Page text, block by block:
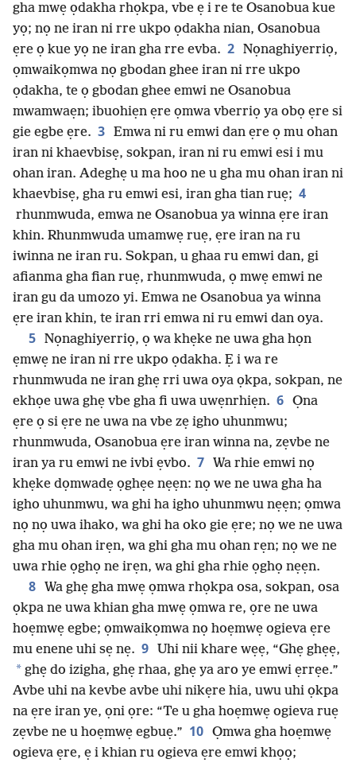
gha mwẹ ọdakha rhọkpa, vbe ẹ i re te Osanobua kue
yọ; nọ ne iran ni rre ukpo ọdakha nian, Osanobua
ẹre ọ kue yọ ne iran gha rre evba. 2 Nọnaghiyerriọ,
ọmwaikọmwa nọ gbodan ghee iran ni rre ukpo
ọdakha, te ọ gbodan ghee emwi ne Osanobua
mwamwaẹn; ibuohiẹn ẹre ọmwa vberriọ ya obọ ẹre si
gie egbe ẹre. 3 Emwa ni ru emwi dan ẹre ọ mu ohan
iran ni khaevbisẹ, sokpan, iran ni ru emwi esi i mu
ohan iran. Adeghẹ u ma hoo ne u gha mu ohan iran ni
khaevbisẹ, gha ru emwi esi, iran gha tian ruẹ; 4
rhunmwuda, emwa ne Osanobua ya winna ẹre iran
khin. Rhunmwuda umamwẹ ruẹ, ẹre iran na ru
iwinna ne iran ru. Sokpan, u ghaa ru emwi dan, gi
afianma gha fian ruẹ, rhunmwuda, ọ mwẹ emwi ne
iran gu da umozo yi. Emwa ne Osanobua ya winna
ẹre iran khin, te iran rri emwa ni ru emwi dan oya.
5 Nọnaghiyerriọ, ọ wa khẹke ne uwa gha họn
ẹmwẹ ne iran ni rre ukpo ọdakha. Ẹ i wa re
rhunmwuda ne iran ghẹ rri uwa oya ọkpa, sokpan, ne
ekhọe uwa ghẹ vbe gha fi uwa uwẹnrhiẹn. 6 Ọna
ẹre ọ si ẹre ne uwa na vbe zẹ igho uhunmwu;
rhunmwuda, Osanobua ẹre iran winna na, zẹvbe ne
iran ya ru emwi ne ivbi ẹvbo. 7 Wa rhie emwi nọ
khẹke dọmwadẹ ọghẹe nẹẹn: nọ we ne uwa gha ha
igho uhunmwu, wa ghi ha igho uhunmwu nẹẹn; ọmwa
nọ nọ uwa ihako, wa ghi ha oko gie ẹre; nọ we ne uwa
gha mu ohan irẹn, wa ghi gha mu ohan rẹn; nọ we ne
uwa rhie ọghọ ne irẹn, wa ghi gha rhie ọghọ nẹẹn.
8 Wa ghẹ gha mwẹ ọmwa rhọkpa osa, sokpan, osa
ọkpa ne uwa khian gha mwẹ ọmwa re, ọre ne uwa
hoẹmwẹ egbe; ọmwaikọmwa nọ hoẹmwẹ ogieva ẹre
mu enene uhi sẹ nẹ. 9 Uhi nii khare wẹẹ, “Ghẹ ghẹẹ,
* ghẹ do izigha, ghẹ rhaa, ghẹ ya aro ye emwi ẹrrẹe.”
Avbe uhi na kevbe avbe uhi nikẹre hia, uwu uhi ọkpa
na ẹre iran ye, ọni ọre: “Te u gha hoẹmwẹ ogieva ruẹ
zẹvbe ne u hoẹmwẹ egbuẹ.” 10 Ọmwa gha hoẹmwẹ
ogieva ẹre, ẹ i khian ru ogieva ẹre emwi khọọ;